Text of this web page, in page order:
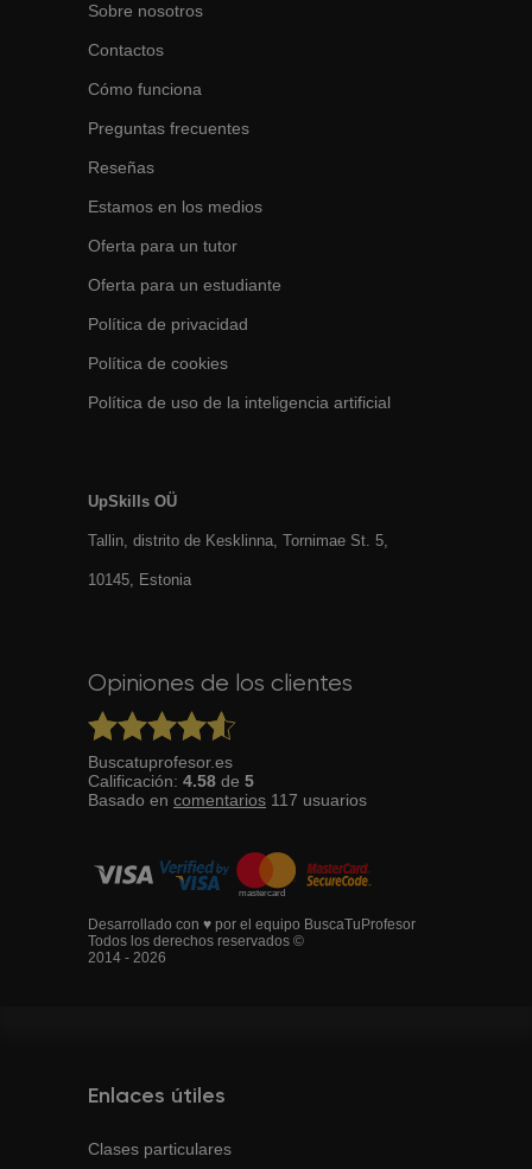
Sobre nosotros
Contactos
Cómo funciona
Preguntas frecuentes
Reseñas
Estamos en los medios
Oferta para un tutor
Oferta para un estudiante
Política de privacidad
Política de cookies
Política de uso de la inteligencia artificial
UpSkills OÜ
Tallin, distrito de Kesklinna, Tornimаe St. 5,
10145, Estonia
Opiniones de los clientes
Buscatuprofesor.es
Calificación: 4.58 de 5
Basado en comentarios 117 usuarios
Desarrollado con ♥ por el equipo BuscaTuProfesor
Todos los derechos reservados ©
2014 - 2026
Enlaces útiles
Clases particulares